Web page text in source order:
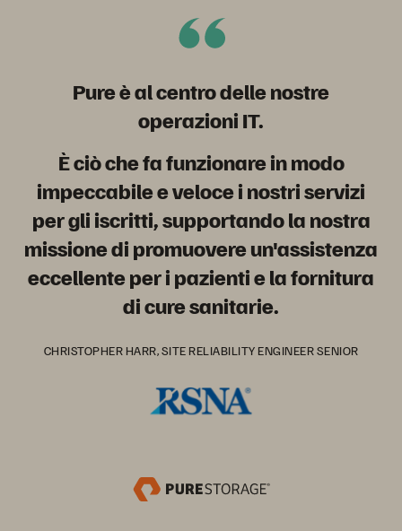
Pure è al centro delle nostre
operazioni IT.
È ciò che fa funzionare in modo
impeccabile e veloce i nostri servizi
per gli iscritti, supportando la nostra
missione di promuovere un'assistenza
eccellente per i pazienti e la fornitura
di cure sanitarie.
CHRISTOPHER HARR, SITE RELIABILITY ENGINEER SENIOR